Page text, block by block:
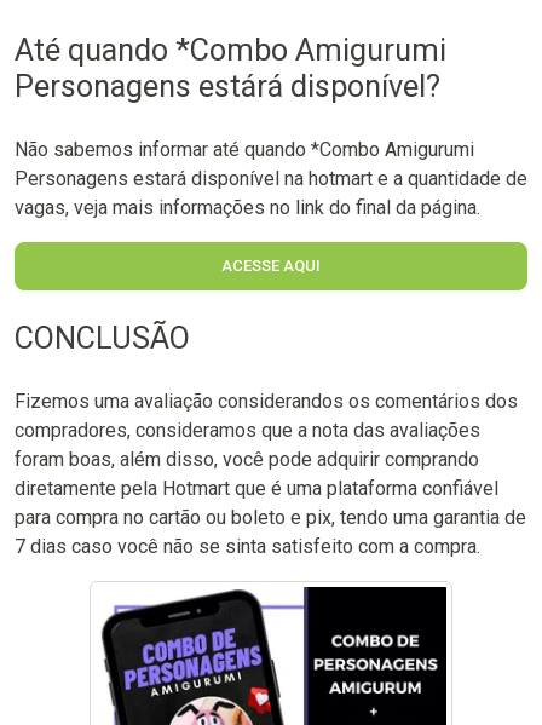
Até quando *Combo Amigurumi
Personagens estárá disponível?
Não sabemos informar até quando *Combo Amigurumi
Personagens estará disponível na hotmart e a quantidade de
vagas, veja mais informações no link do final da página.
ACESSE AQUI
CONCLUSÃO
Fizemos uma avaliação considerandos os comentários dos
compradores, consideramos que a nota das avaliações
foram boas, além disso, você pode adquirir comprando
diretamente pela Hotmart que é uma plataforma confiável
para compra no cartão ou boleto e pix, tendo uma garantia de
7 dias caso você não se sinta satisfeito com a compra.